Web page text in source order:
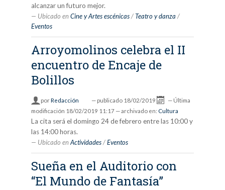
alcanzar un futuro mejor.
Ubicado en Cine y Artes escénicas /Teatro y danza /
Eventos
Arroyomolinos celebra el II
encuentro de Encaje de
Bolillos
porRedacción — publicado 18/02/2019 — Última
modificación 18/02/2019 11:17 — archivado en: Cultura
La cita será el domingo 24 de febrero entre las 10:00 y
las 14:00 horas.
Ubicado en Actividades /Eventos
Sueña en el Auditorio con
“El Mundo de Fantasía”